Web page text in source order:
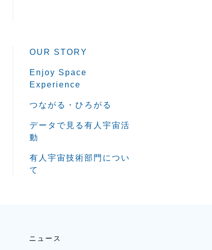
OUR STORY
Enjoy Space
Experience
つながる・ひろがる
データで見る有人宇宙活
動
有人宇宙技術部門につい
て
ニュース